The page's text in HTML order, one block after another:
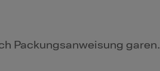
Packungsanweisung garen.